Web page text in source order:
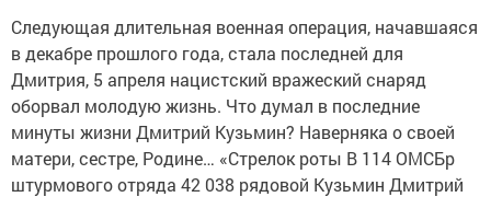
Следующая длительная военная операция, начавшаяся
в декабре прошлого года, стала последней для
Дмитрия, 5 апреля нацистский вражеский снаряд
оборвал молодую жизнь. Что думал в последние
минуты жизни Дмитрий Кузьмин? Наверняка о своей
матери, сестре, Родине… «Стрелок роты В 114 ОМСБр
штурмового отряда 42 038 рядовой Кузьмин Дмитрий